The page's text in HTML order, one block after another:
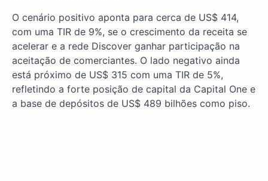
O cenário positivo aponta para cerca de US$ 414,
com uma TIR de 9%, se o crescimento da receita se
acelerar e a rede Discover ganhar participação na
aceitação de comerciantes. O lado negativo ainda
está próximo de US$ 315 com uma TIR de 5%,
refletindo a forte posição de capital da Capital One e
a base de depósitos de US$ 489 bilhões como piso.